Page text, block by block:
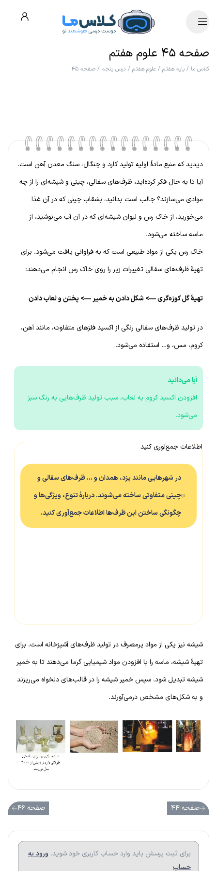
صفحه ۴۵ علوم هفتم
کلاس ما / پایه هفتم / علوم هفتم / درس پنجم / صفحه ۴۵
دیدید که منبع مادهٔ اولیه تولید کارد و چنگال، سنگ معدن آهن است.
آیا تا به حال فکر کرده‌اید، ظرف‌های سفالی، چینی و شیشه‌ای را از چه
موادی می‌سازند؟ جالب است بدانید، بشقاب چینی که در آن غذا
می‌خورید، از خاک رس و لیوان شیشه‌ای که در آن آب می‌نوشید، از
ماسه ساخته می‌شود.
خاک رس یکی از مواد طبیعی است که به فراوانی یافت می‌شود. برای
تهیهٔ ظرف‌های سفالی تغییرات زیر را روی خاک رس انجام می‌دهند:
تهیهٔ گل کوزه‌گری —> شکل دادن به خمیر —> پختن و لعاب دادن
در تولید ظرف‌های سفالی رنگی از اکسید فلزهای متفاوت، مانند آهن،
کروم، مس، و… استفاده می‌شود.
آیا می‌دانید
افزودن اکسید کروم به لعاب، سبب تولید ظرف‌هایی به رنگ سبز
می‌شود.
اطلاعات جمع‌آوری کنید
در شهرهایی مانند یزد، همدان و … ظرف‌های سفالی و
چینی متفاوتی ساخته می‌شوند. دربارهٔ تنوع، ویژگی‌ها و
چگونگی ساختن این ظرف‌ها اطلاعات جمع‌آوری کنید.
شیشه نیز یکی از مواد پرمصرف در تولید ظرف‌های آشپزخانه است. برای
تهیهٔ شیشه، ماسه را با افزودن مواد شیمیایی گرما می‌دهند تا به خمیر
شیشه تبدیل شود. سپس خمیر شیشه را در قالب‌های دلخواه می‌ریزند
و به شکل‌های مشخص درمی‌آورند.
صفحه ۴۴ صفحه ۴۶
برای ثبت پرسش باید وارد حساب کاربری خود شوید. ورود به
حساب